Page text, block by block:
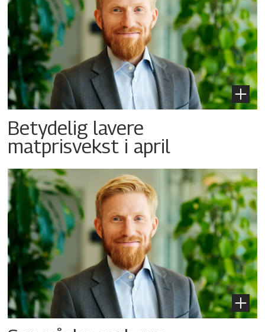
Betydelig lavere
matprisvekst i april